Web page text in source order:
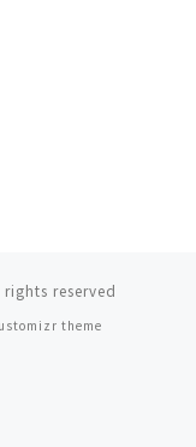
rights reserved
theme